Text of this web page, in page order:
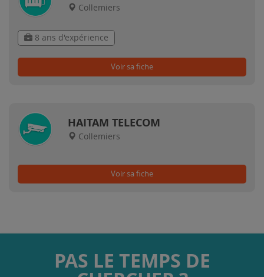
Collemiers
8 ans d'expérience
Voir sa fiche
HAITAM TELECOM
Collemiers
Voir sa fiche
PAS LE TEMPS DE